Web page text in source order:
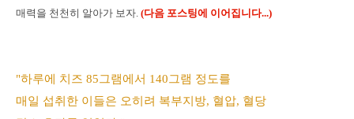
매력을 천천히 알아가 보자. (다음 포스팅에 이어집니다...)
"하루에 치즈 85그램에서 140그램 정도를
매일 섭취한 이들은 오히려 복부지방, 혈압, 혈당